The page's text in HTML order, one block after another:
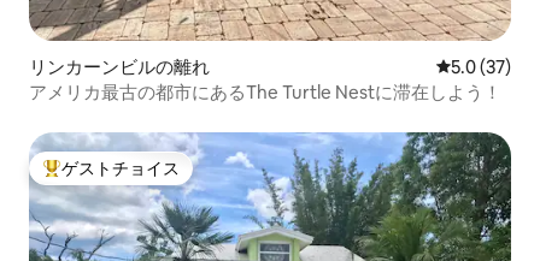
リンカーンビルの離れ レビュー37
5.0 (37)
アメリカ最古の都市にあるThe Turtle Nestに滞在しよう！
大好評のゲストチョイスです。
ゲストチョイス